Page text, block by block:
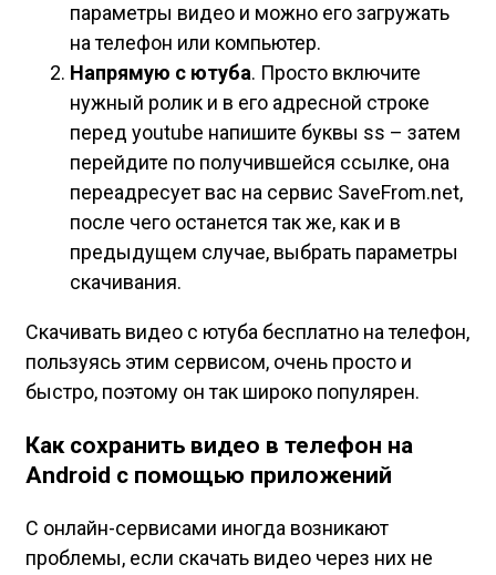
параметры видео и можно его загружать
на телефон или компьютер.
Напрямую с ютуба. Просто включите
нужный ролик и в его адресной строке
перед youtube напишите буквы ss – затем
перейдите по получившейся ссылке, она
переадресует вас на сервис SaveFrom.net,
после чего останется так же, как и в
предыдущем случае, выбрать параметры
скачивания.
Скачивать видео с ютуба бесплатно на телефон,
пользуясь этим сервисом, очень просто и
быстро, поэтому он так широко популярен.
Как сохранить видео в телефон на
Android с помощью приложений
С онлайн-сервисами иногда возникают
проблемы, если скачать видео через них не